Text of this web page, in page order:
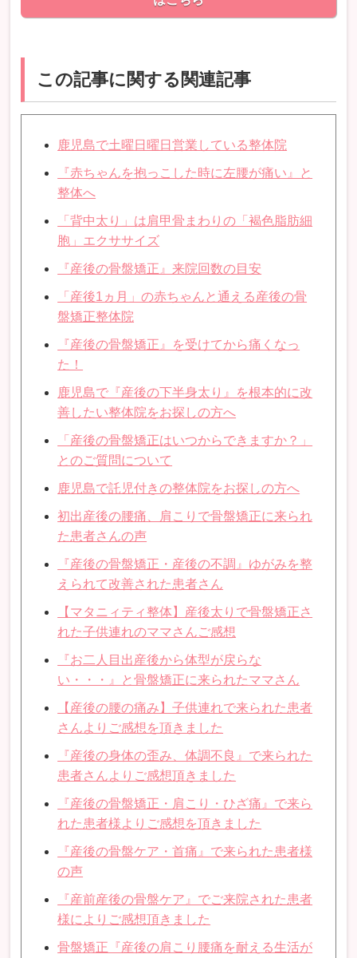
この記事に関する関連記事
鹿児島で土曜日曜日営業している整体院
『赤ちゃんを抱っこした時に左腰が痛い』と
整体へ
「背中太り」は肩甲骨まわりの「褐色脂肪細
胞」エクササイズ
『産後の骨盤矯正』来院回数の目安
「産後1ヵ月」の赤ちゃんと通える産後の骨
盤矯正整体院
『産後の骨盤矯正』を受けてから痛くなっ
た！
鹿児島で『産後の下半身太り』を根本的に改
善したい整体院をお探しの方へ
「産後の骨盤矯正はいつからできますか？」
とのご質問について
鹿児島で託児付きの整体院をお探しの方へ
初出産後の腰痛、肩こりで骨盤矯正に来られ
た患者さんの声
『産後の骨盤矯正・産後の不調』ゆがみを整
えられて改善された患者さん
【マタニィティ整体】産後太りで骨盤矯正さ
れた子供連れのママさんご感想
『お二人目出産後から体型が戻らな
い・・・』と骨盤矯正に来られたママさん
【産後の腰の痛み】子供連れで来られた患者
さんよりご感想を頂きました
『産後の身体の歪み、体調不良』で来られた
患者さんよりご感想頂きました
『産後の骨盤矯正・肩こり・ひざ痛』で来ら
れた患者様よりご感想を頂きました
『産後の骨盤ケア・首痛』で来られた患者様
の声
『産前産後の骨盤ケア』でご来院された患者
様によりご感想頂きました
骨盤矯正『産後の肩こり腰痛を耐える生活が